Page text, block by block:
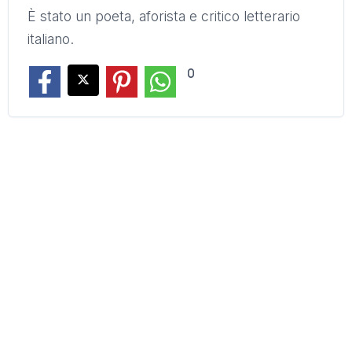
È stato un poeta, aforista e critico letterario
italiano.
0